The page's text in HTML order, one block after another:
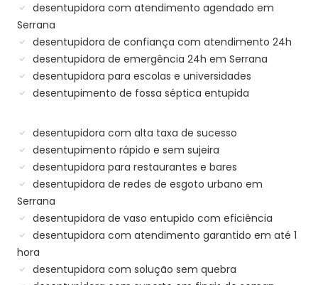
desentupidora com atendimento agendado em
Serrana
desentupidora de confiança com atendimento 24h
desentupidora de emergência 24h em Serrana
desentupidora para escolas e universidades
desentupimento de fossa séptica entupida
desentupidora com alta taxa de sucesso
desentupimento rápido e sem sujeira
desentupidora para restaurantes e bares
desentupidora de redes de esgoto urbano em
Serrana
desentupidora de vaso entupido com eficiência
desentupidora com atendimento garantido em até 1
hora
desentupidora com solução sem quebra